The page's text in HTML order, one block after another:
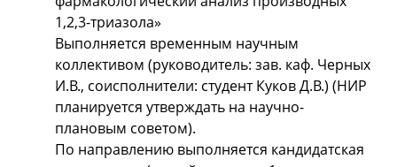
1,2,3-триазола»
Выполняется временным научным
коллективом (руководитель: зав. каф. Черных
И.В., соисполнители: студент Куков Д.В.) (НИР
планируется утверждать на научно-
плановым советом).
По направлению выполняется кандидатская